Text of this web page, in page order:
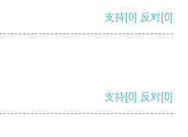
支持[0] 反对[0]
支持[0] 反对[0]